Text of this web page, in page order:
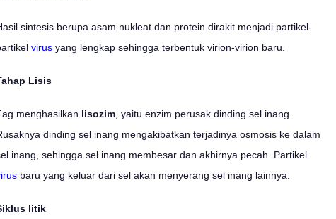
sintesis berupa asam nukleat dan protein dirakit menjadi partikel-
virus yang lengkap sehingga terbentuk virion-virion baru.
Lisis
menghasilkan lisozim , yaitu enzim perusak dinding sel inang.
dinding sel inang mengakibatkan terjadinya osmosis ke dalam
inang, sehingga sel inang membesar dan akhirnya pecah. Partikel
baru yang keluar dari sel akan menyerang sel inang lainnya.
litik